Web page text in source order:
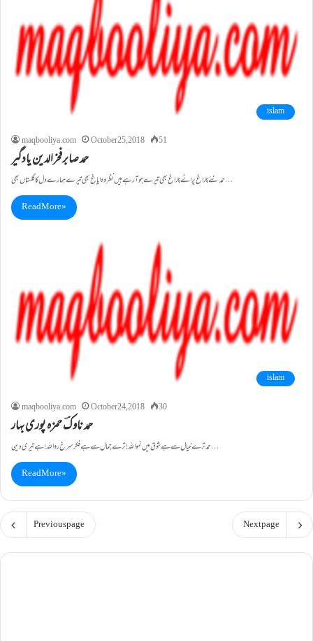
islam
maqbooliya.com
October 25, 2018 51
حمد صابرفخرالدین یادگیر
حمد نئے چراغ پرانے چراغ بھی تیرے جو آرہے ہیں نظر وہ ایاغ بھی تیرے ہمارے دل کا گلستاں بھی…
Read More »
islam
maqbooliya.com
October 24, 2018 30
حمد ناوکؔ حمزہ پوری بہار
حمد ترے خیال سے ہے شوق میں نمو اللہ! ترے جمال سے ہے فکر سرخ رو اللہ! ہے تیری دین…
Read More »
Previous page Next page